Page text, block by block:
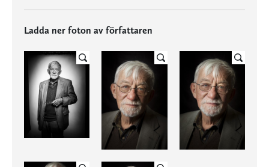
Ladda ner foton av författaren